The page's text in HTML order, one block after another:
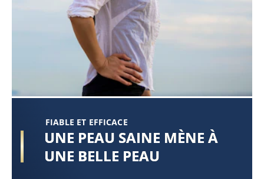
FIABLE ET EFFICACE
UNE PEAU SAINE MÈNE À
UNE BELLE PEAU